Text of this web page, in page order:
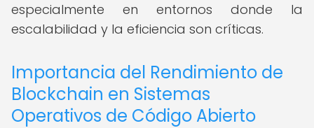
especialmente en entornos donde la
escalabilidad y la eficiencia son críticas.
Importancia del Rendimiento de
Blockchain en Sistemas
Operativos de Código Abierto